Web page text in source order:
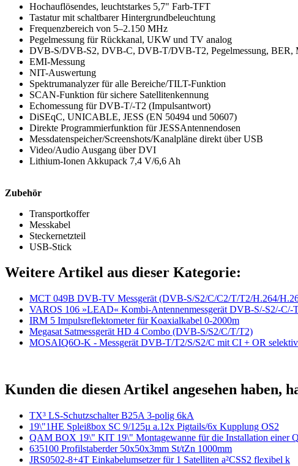
Hochauflösendes, leuchtstarkes 5,7" Farb-TFT
Tastatur mit schaltbarer Hintergrundbeleuchtung
Frequenzbereich von 5–2.150 MHz
Pegelmessung für Rückkanal, UKW und TV analog
DVB-S/DVB-S2, DVB-C, DVB-T/DVB-T2, Pegelmessung, BER,
EMI-Messung
NIT-Auswertung
Spektrumanalyzer für alle Bereiche/TILT-Funktion
SCAN-Funktion für sichere Satellitenkennung
Echomessung für DVB-T/-T2 (Impulsantwort)
DiSEqC, UNICABLE, JESS (EN 50494 und 50607)
Direkte Programmierfunktion für JESSAntennendosen
Messdatenspeicher/Screenshots/Kanalpläne direkt über USB
Video/Audio Ausgang über DVI
Lithium-Ionen Akkupack 7,4 V/6,6 Ah
Zubehör
Transportkoffer
Messkabel
Steckernetzteil
USB-Stick
Weitere Artikel aus dieser Kategorie:
MCT 049B DVB-TV Messgerät (DVB-S/S2/C/C2/T/T2/H.264/
VAROS 106 »LEAD« Kombi-Antennenmessgerät DVB-S/-S2/-C/-
IRM 5 Impulsreflektometer für Koaxialkabel 0-2000m
Megasat Satmessgerät HD 4 Combo (DVB-S/S2/C/T/T2)
MOSAIQ6O-K - Messgerät DVB-T/T2/S/S2/C mit CI + OR
Kunden die diesen Artikel angesehen haben,
TX³ LS-Schutzschalter B25A 3-polig 6kA
19\"1HE Spleißbox SC 9/125µ a.12x Pigtails/6x Kupplung OS2
QAM BOX 19\" KIT 19\" Montagewanne für die Installation einer
635100 Profilstaberder 50x50x3mm St/tZn 1000mm
JRS0502-8+4T Einkabelumsetzer für 1 Satelliten a²CSS2 flexibel k